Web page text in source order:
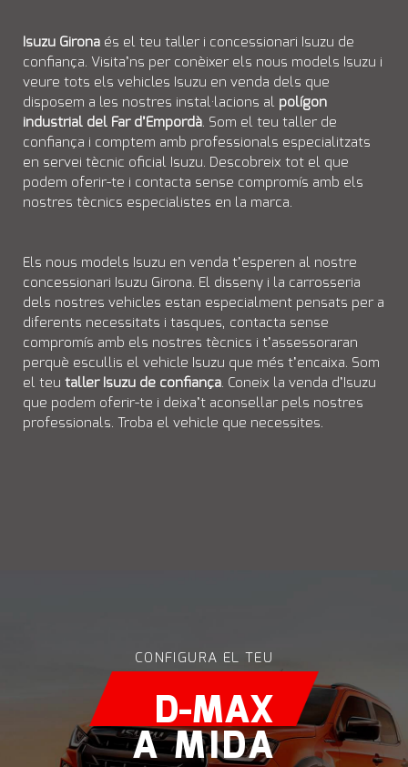
Isuzu Girona és el teu taller i concessionari Isuzu de
confiança. Visita’ns per conèixer els nous models Isuzu i
veure tots els vehicles Isuzu en venda dels que
disposem a les nostres instal·lacions al polígon
industrial del Far d’Empordà . Som el teu taller de
confiança i comptem amb professionals especialitzats
en servei tècnic oficial
Isuzu . Descobreix tot el que
podem oferir-te i contacta sense compromís amb els
nostres tècnics especialistes en la marca.
Els nous models Isuzu en venda t’esperen al nostre
concessionari Isuzu Girona. El disseny i la carrosseria
dels nostres vehicles estan especialment pensats per a
diferents necessitats i tasques, contacta sense
compromís amb els nostres tècnics i t’assessoraran
perquè escullis el vehicle Isuzu que més t’encaixa. Som
el teu taller Isuzu de confiança. Coneix la venda d’Isuzu
que podem oferir-te i deixa’t aconsellar pels nostres
professionals. Troba el vehicle que necessites.
CONFIGURA EL TEU
D-MAX
A MIDA